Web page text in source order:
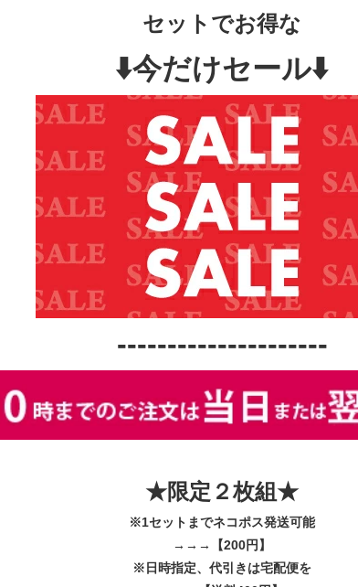
セットでお得な
⬇️今だけセール⬇️
---------------------
★限定２枚組★
※1セットまでネコポス発送可能
→→→【200円】
※日時指定、代引きは宅配便を